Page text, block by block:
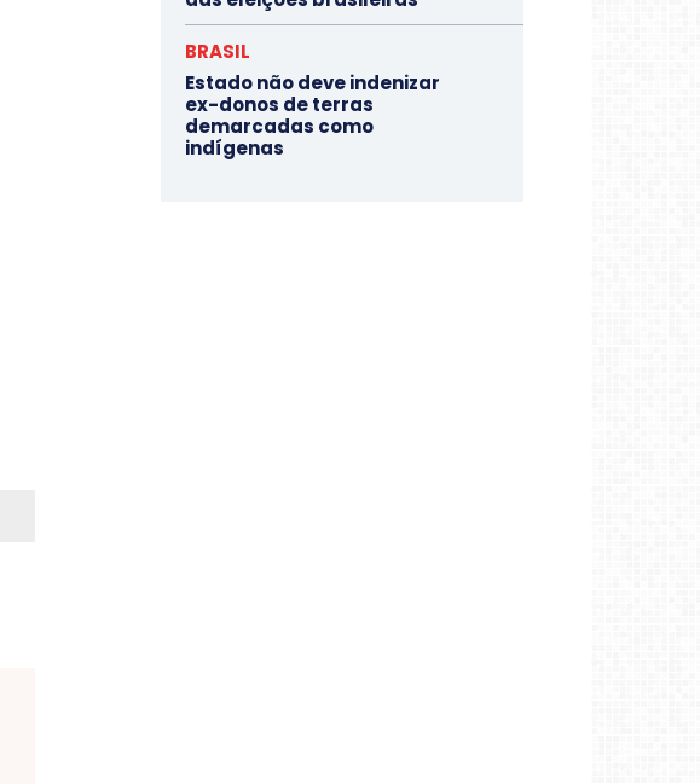
BRASIL
Estado não deve indenizar
ex-donos de terras
demarcadas como
indígenas